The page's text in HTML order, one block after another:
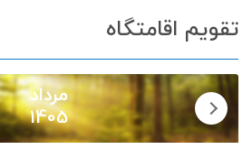
تقویم اقامتگاه
مرداد
1405